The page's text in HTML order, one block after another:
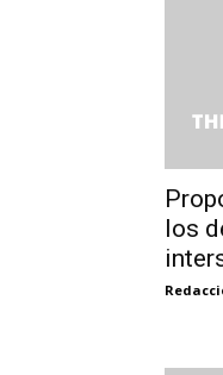
los